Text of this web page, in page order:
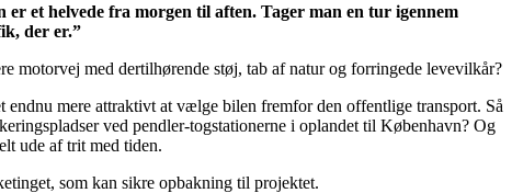
et helvede fra morgen til aften. Tager man en tur igennem
der er.”
motorvej med dertilhørende støj, tab af natur og forringede levevilkår?
mere attraktivt at vælge bilen fremfor den offentlige transport. Så
ved pendler-togstationerne i oplandet til København? Og
ude af trit med tiden.
som kan sikre opbakning til projektet.